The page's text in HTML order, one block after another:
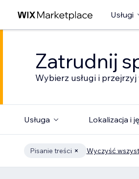
Usługi
Zatrudnij
Wybierz usługi i
Usługa Lokalizacja i
Pisanie treści Wyczyść